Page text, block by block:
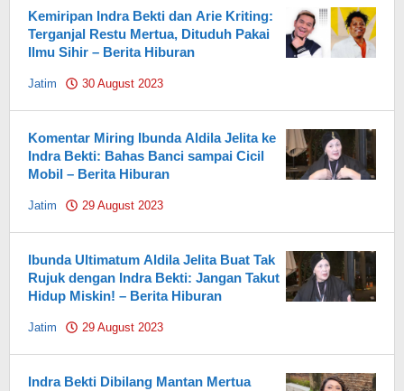
Kemiripan Indra Bekti dan Arie Kriting:
Terganjal Restu Mertua, Dituduh Pakai
Ilmu Sihir – Berita Hiburan
Jatim 30 August 2023
Komentar Miring Ibunda Aldila Jelita ke
Indra Bekti: Bahas Banci sampai Cicil
Mobil – Berita Hiburan
Jatim 29 August 2023
Ibunda Ultimatum Aldila Jelita Buat Tak
Rujuk dengan Indra Bekti: Jangan Takut
Hidup Miskin! – Berita Hiburan
Jatim 29 August 2023
Indra Bekti Dibilang Mantan Mertua